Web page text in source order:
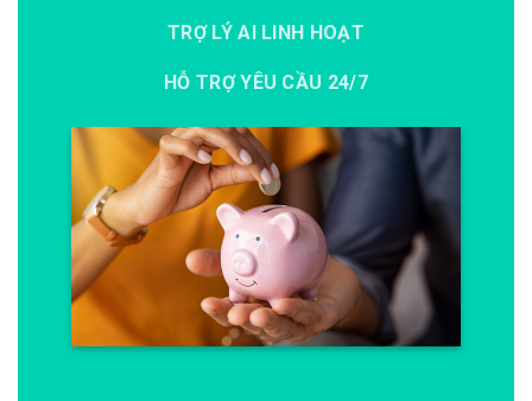
TRỢ LÝ AI LINH HOẠT
HỖ TRỢ YÊU CẦU 24/7